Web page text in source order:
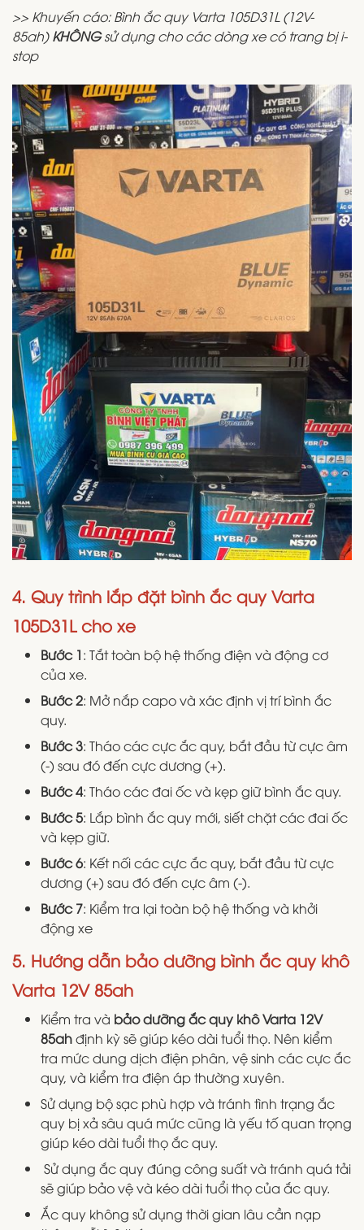
>> Khuyến cáo: Bình ắc quy Varta 105D31L (12V-
85ah)KHÔNGsử dụng cho các dòng xe có trang bị i-
stop
​​​​​​4. Quy trình lắp đặt bình ắc quy Varta
105D31L cho xe
Bước 1: Tắt toàn bộ hệ thống điện và động cơ
của xe.
Bước 2: Mở nắp capo và xác định vị trí bình ắc
quy.
Bước 3: Tháo các cực ắc quy, bắt đầu từ cực âm
(-) sau đó đến cực dương (+).
Bước 4: Tháo các đai ốc và kẹp giữ bình ắc quy.
Bước 5: Lắp bình ắc quy mới, siết chặt các đai ốc
và kẹp giữ.
Bước 6: Kết nối các cực ắc quy, bắt đầu từ cực
dương (+) sau đó đến cực âm (-).
Bước 7: Kiểm tra lại toàn bộ hệ thống và khởi
động xe
5. Hướng dẫn bảo dưỡng bình ắc quy khô
Varta 12V 85ah
Kiểm tra và bảo dưỡng ắc quy khô Varta 12V
85ahđịnh kỳ sẽ giúp kéo dài tuổi thọ. Nên kiểm
tra mức dung dịch điện phân, vệ sinh các cực ắc
quy, và kiểm tra điện áp thường xuyên.
Sử dụng bộ sạc phù hợp và tránh tình trạng ắc
quy bị xả sâu quá mức cũng là yếu tố quan trọng
giúp kéo dài tuổi thọ ắc quy.
Sử dụng ắc quy đúng công suất và tránh quá tải
sẽ giúp bảo vệ và kéo dài tuổi thọ của ắc quy.
Ắc quy không sử dụng thời gian lâu cần nạp